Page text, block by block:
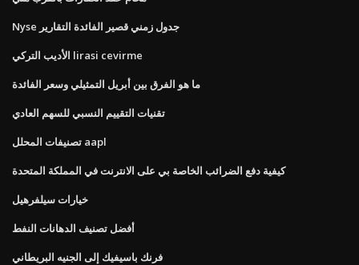
Nyse جدول زمني قصير الفائدة التقارير
الأديب التركي lirasi cevirme
ما هو الفرق بين أبريل التمثيلي وسعر الفائدة
تقنيات التقييم النسبي للسهم العادي
تصنيفات المحلل aapl
كيفية دفع الضرائب الخاصة بي على الانترنت في المملكة المتحدة
خيارات سيلفرهيل
أفضل تصنيف الدهانات النفط
فرنك باسيفيك إلى الجنيه البريطاني